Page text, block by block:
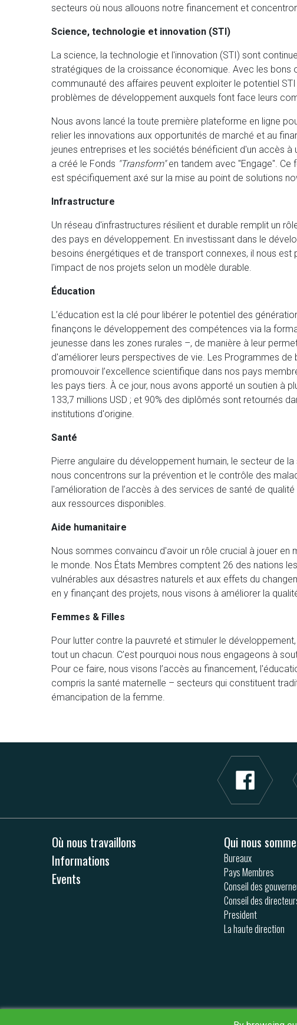
secteurs où nous allouons notre financement et
Science, technologie et innovation (STI)
La science, la technologie et l'innovation (STI) sont
stratégiques de la croissance économique. Avec les bons
communauté des affaires peuvent exploiter le potentiel
problèmes de développement auxquels font face leurs
Nous avons lancé la toute première plateforme en ligne
relier les innovations aux opportunités de marché et au
jeunes entreprises et les sociétés bénéficient d'un accès
a créé le Fonds "Transform"en tandem avec "Engage". Ce
est spécifiquement axé sur la mise au point de solutions
Infrastructure
Un réseau d'infrastructures résilient et durable remplit un
des pays en développement. En investissant dans le
besoins énergétiques et de transport connexes, il nous
l'impact de nos projets selon un modèle durable.
Éducation
L’éducation est la clé pour libérer le potentiel des
finançons le développement des compétences via la
jeunesse dans les zones rurales –, de manière à leur
d'améliorer leurs perspectives de vie. Les Programmes
promouvoir l’excellence scientifique dans nos pays
les pays tiers. À ce jour, nous avons apporté un soutien à
133,7 millions USD ; et 90% des diplômés sont retournés
institutions d'origine.
Santé
Pierre angulaire du développement humain, le secteur de
nous concentrons sur la prévention et le contrôle des
l'amélioration de l’accès à des services de santé de
aux ressources disponibles.
Aide humanitaire
Nous sommes convaincu d'avoir un rôle crucial à jouer en
le monde. Nos États Membres comptent 26 des nations
vulnérables aux désastres naturels et aux effets du
en y finançant des projets, nous visons à améliorer la
Femmes & Filles
Pour lutter contre la pauvreté et stimuler le
tout un chacun. C’est pourquoi nous nous engageons à
Pour ce faire, nous visons l’accès au financement,
compris la santé maternelle – secteurs qui constituent
émancipation de la femme.
Où nous travaillons
Informations
Events
Qui nous
Bureaux
Pays Membres
Conseil des
Conseil des
President
La haute direction